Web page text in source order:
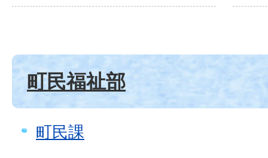
町民福祉部
町民課